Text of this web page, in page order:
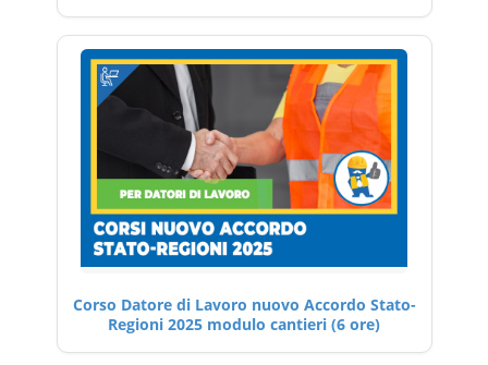
Corso Datore di Lavoro nuovo Accordo Stato-
Regioni 2025 modulo cantieri (6 ore)